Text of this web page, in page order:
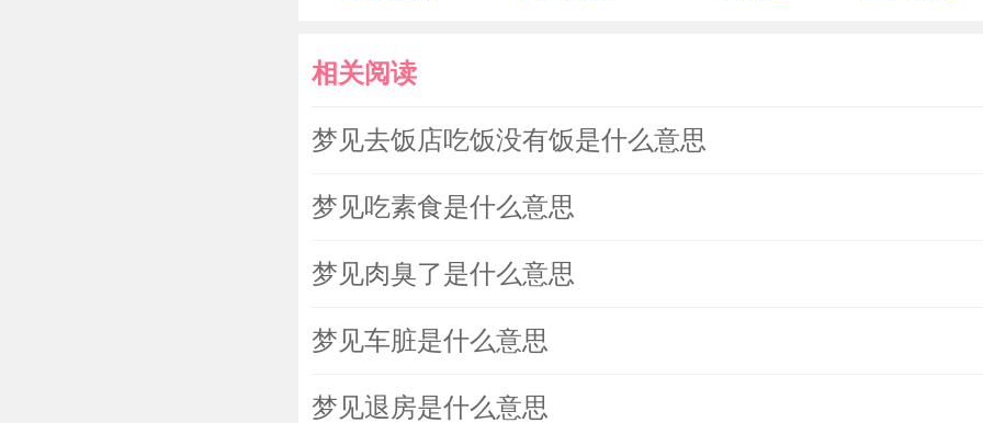
相关阅读
梦见去饭店吃饭没有饭是什么意思
梦见吃素食是什么意思
梦见肉臭了是什么意思
梦见车脏是什么意思
梦见退房是什么意思